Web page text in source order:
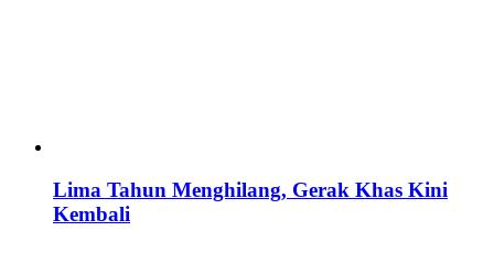
Lima Tahun Menghilang, Gerak Khas Kini
Kembali